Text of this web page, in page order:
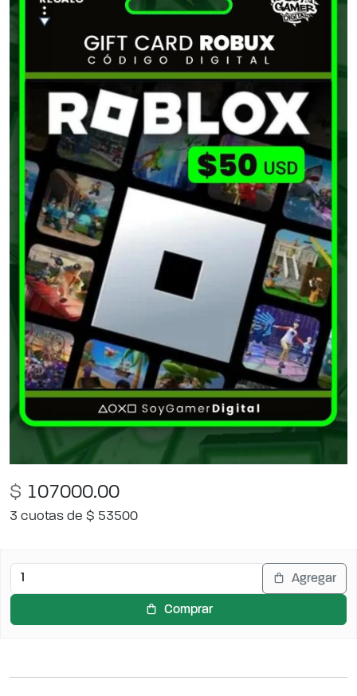
$ 107000.00
3 cuotas de $ 53500
Agregar
Comprar